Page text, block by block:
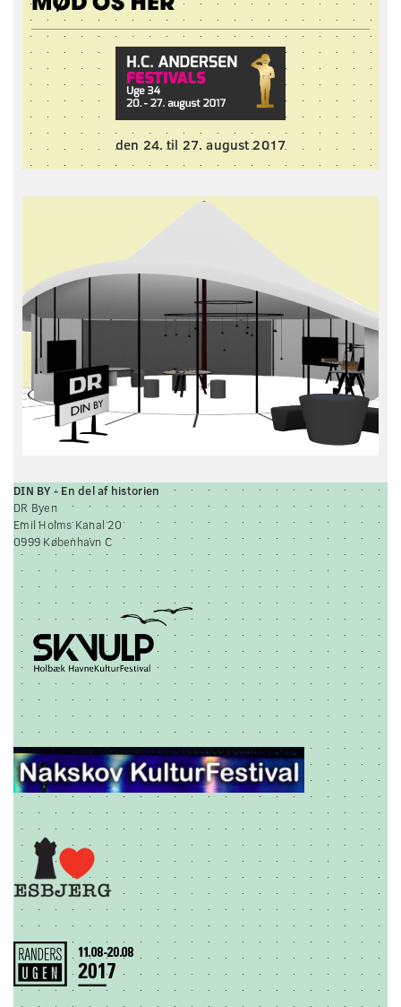
den 24. til 27. august 2017
DIN BY - En del af historien
DR Byen
Emil Holms Kanal 20
0999 København C